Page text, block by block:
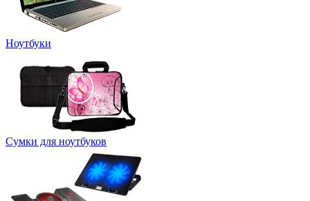
Ноутбуки
Сумки для ноутбуков